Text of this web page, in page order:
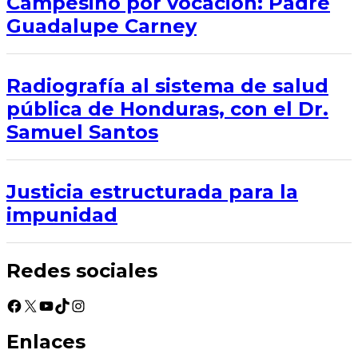
Guadalupe Carney
Radiografía al sistema de salud
pública de Honduras, con el Dr.
Samuel Santos
Justicia estructurada para la
impunidad
Redes sociales
Facebook
X YouTube
TikTok
Instagram
Enlaces